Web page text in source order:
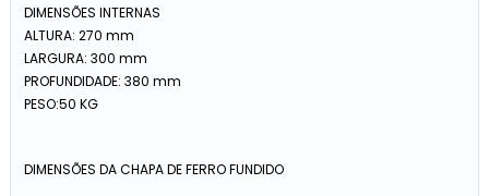
DIMENSÕES INTERNAS
ALTURA: 270 mm
LARGURA: 300 mm
PROFUNDIDADE: 380 mm
PESO:50 KG
DIMENSÕES DA CHAPA DE FERRO FUNDIDO